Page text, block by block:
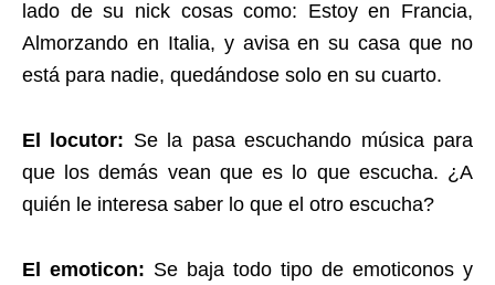
lado de su nick cosas como: Estoy en Francia,
Almorzando en Italia, y avisa en su casa que no
está para nadie, quedándose solo en su cuarto.
El locutor: Se la pasa escuchando música para
que los demás vean que es lo que escucha. ¿A
quién le interesa saber lo que el otro escucha?
El emoticon: Se baja todo tipo de emoticonos y